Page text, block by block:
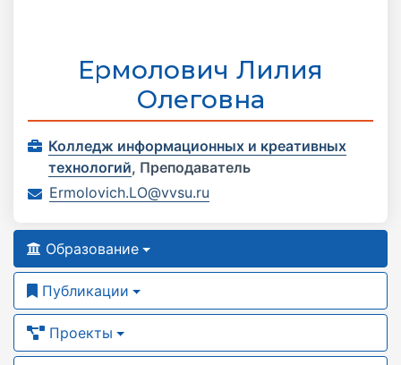
Ермолович Лилия
Олеговна
Колледж информационных и креативных
технологий, Преподаватель
Ermolovich.LO@vvsu.ru
Образование
Публикации
Проекты